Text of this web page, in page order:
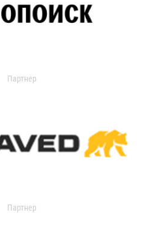
Партнер
Партнер